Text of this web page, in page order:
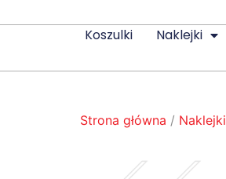
Koszulki Naklejki
Strona główna / Naklejki